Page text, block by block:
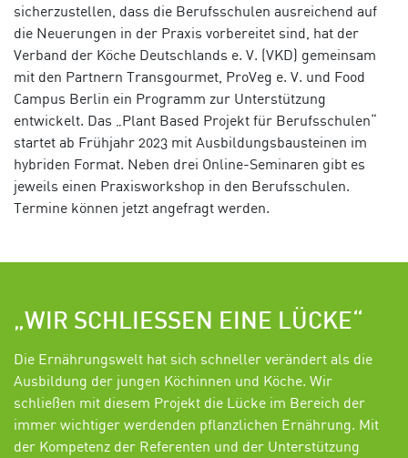
sicherzustellen, dass die Berufsschulen ausreichend auf
die Neuerungen in der Praxis vorbereitet sind, hat der
Verband der Köche Deutschlands e. V. (VKD) gemeinsam
mit den Partnern Transgourmet, ProVeg e. V. und Food
Campus Berlin ein Programm zur Unterstützung
entwickelt. Das „Plant Based Projekt für Berufsschulen“
startet ab Frühjahr 2023 mit Ausbildungsbausteinen im
hybriden Format. Neben drei Online-Seminaren gibt es
jeweils einen Praxisworkshop in den Berufsschulen.
Termine können jetzt angefragt werden.
„WIR SCHLIESSEN EINE LÜCKE“
Die Ernährungswelt hat sich schneller verändert als die
Ausbildung der jungen Köchinnen und Köche. Wir
schließen mit diesem Projekt die Lücke im Bereich der
immer wichtiger werdenden pflanzlichen Ernährung. Mit
der Kompetenz der Referenten und der Unterstützung